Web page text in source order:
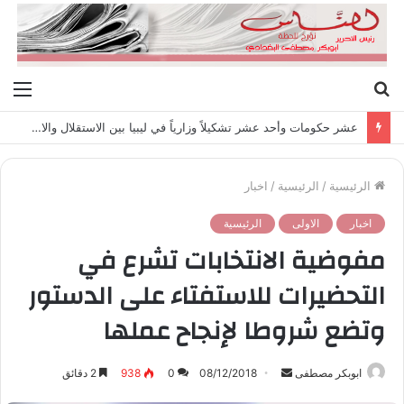
عن
عشر حكومات وأحد عشر تشكيلاً وزارياً في ليبيا بين الاستقلال والانقلاب (1951 – 1969)
الرئيسية / الرئيسية / اخبار
اخبار الاولى الرئيسية
مفوضية الانتخابات تشرع في
التحضيرات للاستفتاء على الدستور
وتضع شروطا لإنجاح عملها
ابوبكر مصطفى 08/12/2018
0
938